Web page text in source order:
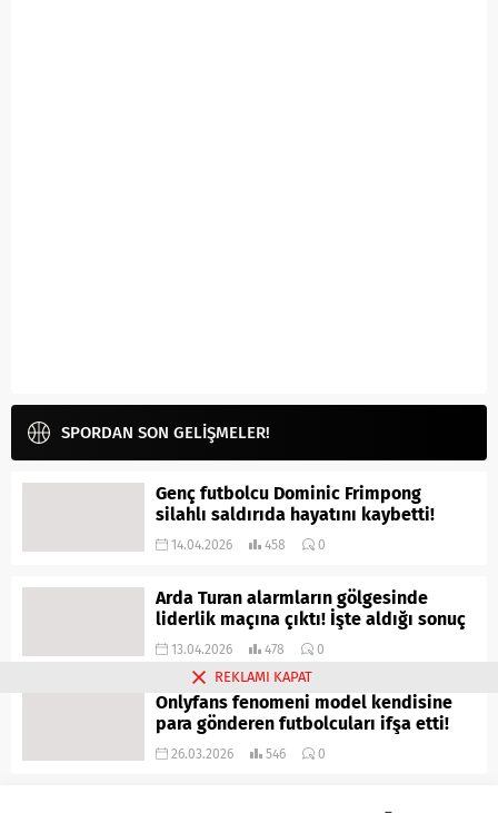
SPORDAN SON GELİŞMELER!
Genç futbolcu Dominic Frimpong
silahlı saldırıda hayatını kaybetti!
14.04.2026 458 0
Arda Turan alarmların gölgesinde
liderlik maçına çıktı! İşte aldığı sonuç
13.04.2026 478 0
Onlyfans fenomeni model kendisine
para gönderen futbolcuları ifşa etti!
26.03.2026 546 0
REKLAMI KAPAT